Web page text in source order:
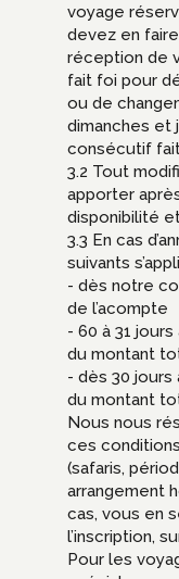
voyage
devez en
réception de
fait foi pour
ou de
dimanches et
consécutif
3.2 Tout
apporter
disponibilité
3.3 En cas
suivants
- dès notre
de l’acompte
- 60 à 31
du montant
- dès 30 jours
du montant
Nous nous
ces
(safaris,
arrangement
cas, vous en
l’inscription,
Pour les